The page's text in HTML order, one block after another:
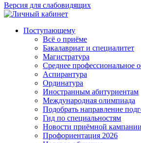
Версия для слабовидящих
Поступающему
Всё о приёме
Бакалавриат и специалитет
Магистратура
Среднее профессиональное
Аспирантура
Ординатура
Иностранным абитуриентам
Международная олимпиада
Подобрать направление
Гид по специальностям
Новости приёмной кампании
Профориентация 2026